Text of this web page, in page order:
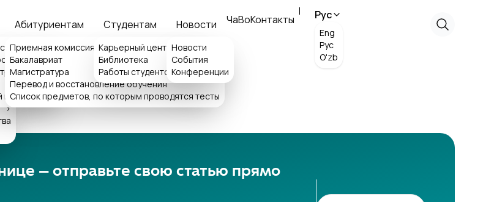
>
>
>
>
центр
Абитуриентам
Приемная комиссия
Бакалавриат
Магистратура
>
Перевод и восстановление обучения
Список предметов, по которым проводятся тесты
Студентам
Карьерный центр ISFT>
Библиотека
>
Работы студентов
Новости
Новости
События
Конференции
ЧаВоКонтакты Рус
Eng
Рус
O'zb
— отправьте свою статью прямо